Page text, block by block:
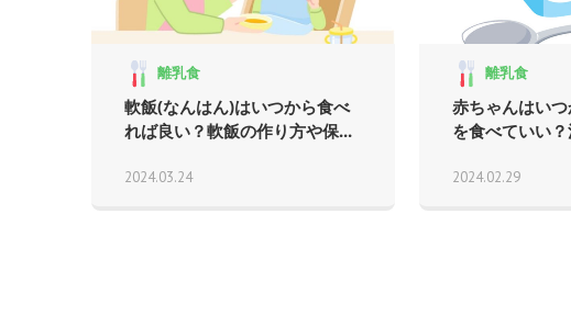
離乳食
軟飯(なんはん)はいつから食べ
れば良い？軟飯の作り方や保...
2024.03.24
離乳食
赤ちゃんはい
を食べていい
2024.02.29